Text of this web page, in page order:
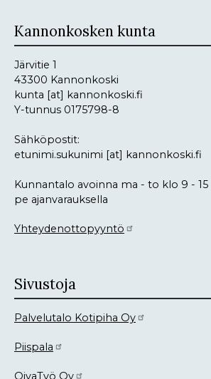
Kannonkosken kunta
Järvitie 1
43300 Kannonkoski
kunta [at] kannonkoski.fi
Y-tunnus 0175798-8
Sähköpostit:
etunimi.sukunimi [at] kannonkoski.fi
Kunnantalo avoinna ma - to klo 9 - 15
pe ajanvarauksella
Yhteydenottopyyntö
Sivustoja
Palvelutalo Kotipiha Oy
Piispala
OivaTyö Oy